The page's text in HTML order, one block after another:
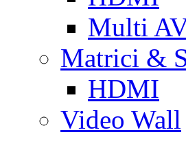
Multi
Matrici &
HDMI
Video Wall